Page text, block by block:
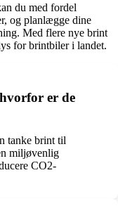
du med fordel
og planlægge dine
Med flere nye brint
for brintbiler i landet.
er de
tanke brint til
miljøvenlig
CO2-